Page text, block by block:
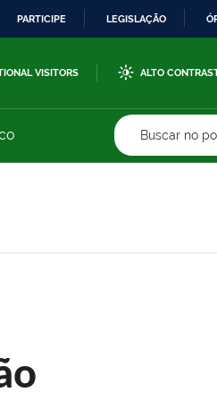
PARTICIPE LEGISLAÇÃO
VISITORS ALTO
Buscar no